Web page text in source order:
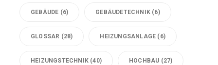
GEBÄUDE (6) GEBÄUDETECHNIK (6)
GLOSSAR (28) HEIZUNGSANLAGE (6)
HEIZUNGSTECHNIK (40) HOCHBAU (27)